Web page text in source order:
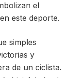
el
este deporte.
simples
y
de un ciclista.